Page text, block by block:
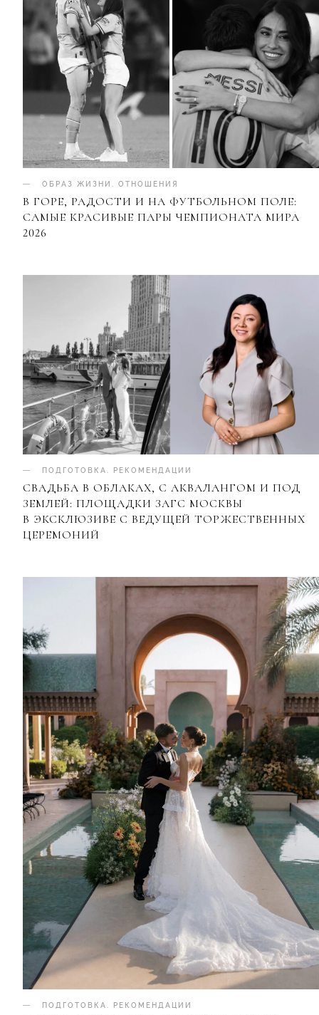
ОБРАЗ ЖИЗНИ ОТНОШЕНИЯ
В ГОРЕ, РАДОСТИ И НА ФУТБОЛЬНОМ ПОЛЕ:
САМЫЕ КРАСИВЫЕ ПАРЫ ЧЕМПИОНАТА МИРА
2026
ПОДГОТОВКА. РЕКОМЕНДАЦИИ
СВАДЬБА В ОБЛАКАХ, С АКВАЛАНГОМ И ПОД
ЗЕМЛЕЙ: ПЛОЩАДКИ ЗАГС МОСКВЫ
В ЭКСКЛЮЗИВЕ С ВЕДУЩЕЙ ТОРЖЕСТВЕННЫХ
ЦЕРЕМОНИЙ
ПОДГОТОВКА. РЕКОМЕНДАЦИИ